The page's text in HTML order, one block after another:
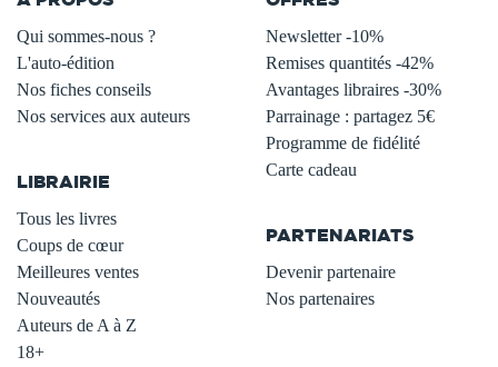
Qui sommes-nous ?
L'auto-édition
Nos fiches conseils
Nos services aux auteurs
LIBRAIRIE
Tous les livres
Coups de cœur
Meilleures ventes
Nouveautés
Auteurs de A à Z
18+
Newsletter -10%
Remises quantités -42%
Avantages libraires -30%
Parrainage : partagez 5€
Programme de fidélité
Carte cadeau
PARTENARIATS
Devenir partenaire
Nos partenaires